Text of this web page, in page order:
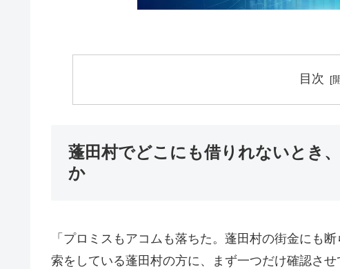
目次
蓬田村でどこにも借りれないとき
か
「プロミスもアコムも落ちた。蓬田村の街金に
索をしている蓬田村の方に、まず一つだけ確認さ